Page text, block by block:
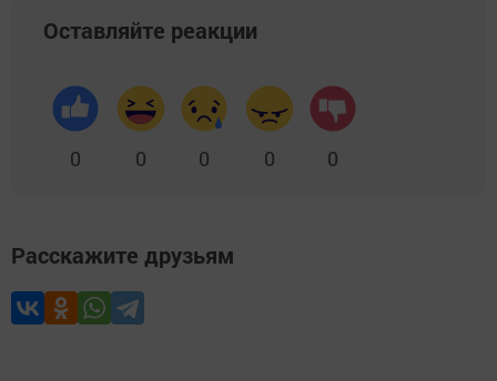
Оставляйте реакции
0 0 0 0 0
Расскажите друзьям